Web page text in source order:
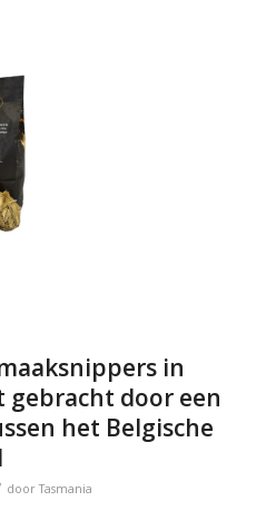
in
gebracht door een
het Belgische
doorTasmania